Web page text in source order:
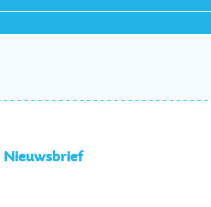
Nieuwsbrief